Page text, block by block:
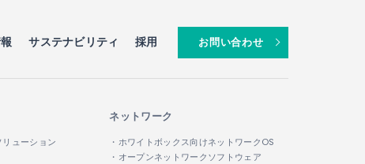
サステナビリティ 採用 お問い合わせ
リューション
ネットワーク
・ホワイトボックス向けネットワークOS
・オープンネットワークソフトウェア